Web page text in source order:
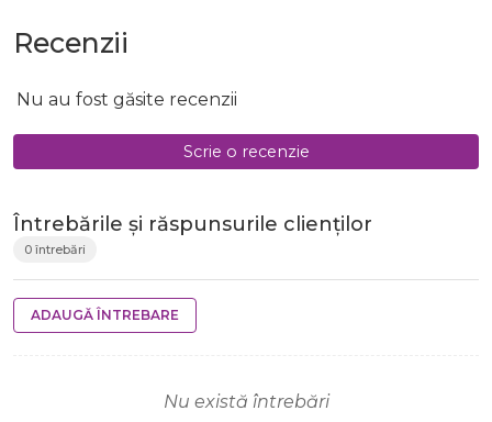
Recenzii
Nu au fost găsite recenzii
Scrie o recenzie
Întrebările și răspunsurile clienților
0 întrebări
ADAUGĂ ÎNTREBARE
Nu există întrebări